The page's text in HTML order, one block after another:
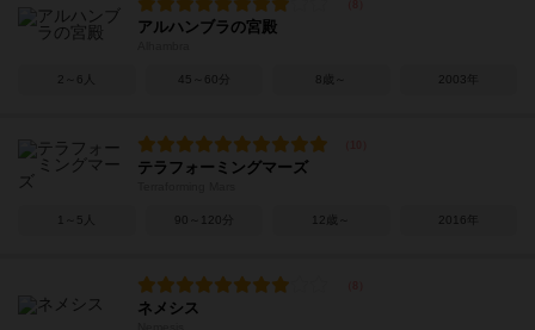
アルハンブラの宮殿
2～6人 45～60分 8歳～ 2003年
テラフォーミングマーズ
1～5人 90～120分 12歳～ 2016年
ネメシス